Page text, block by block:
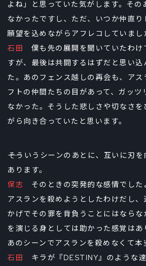
よね」と思っていた気がします。その
なかったですし、ただ、いつか仲直り
願望を込めながらアフレコしていまし
石田 僕も先の展開を聞いていたわけ
すが、最後は共闘するはずだと思い込
た。あのフェンス越しの再会も、アス
フトの仲間たちの目があって、ガッツ
なかった。そうした悲しさや切なさ
がら向き合っていたと思います。
――そういうシーンのあとに、互いに刃
あります。
保志 そのときの突発的な感情でした
アスランを殺めようとしたわけだし
かげでその罪を背負うことにはならな
を演じる身としては助かった感覚は
あのシーンでアスランを殺めなくて本
石田 キラが『DESTINY』のような